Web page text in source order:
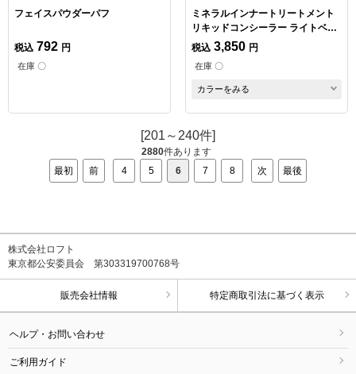
フェイスパウダーパフ
税込 792 円
在庫 〇
ミネラルインナートリートメント
リキッドコンシーラー ライトベー
ジュ
税込 3,850 円
在庫 〇
カラーをみる
[201～240件]
2880件あります
最初
前 4 5 6 7 8 次 最後
株式会社ロフト
東京都公安委員会 第303319700768号
販売会社情報 特定商取引法に基づく表示
ヘルプ・お問い合わせ
ご利用ガイド